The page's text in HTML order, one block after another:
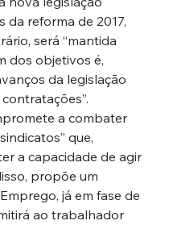
reforma de 2017,
será “mantida
dos objetivos é,
da legislação
a combater
que,
a capacidade de agir
propõe um
já em fase de
ao trabalhador